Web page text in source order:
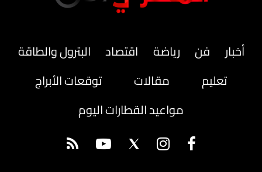
أخبار فن رياضة اقتصاد
البترول والطاقة
تعليم
مقالات
توقعات الأبراج
مواعيد القطارات اليوم